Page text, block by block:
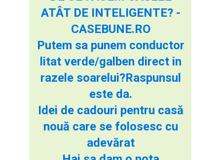
ATÂT DE INTELIGENTE? -
CASEBUNE.RO
Putem sa punem conductor
litat verde/galben direct in
razele soarelui?Raspunsul
este da.
Idei de cadouri pentru casă
nouă care se folosesc cu
adevărat